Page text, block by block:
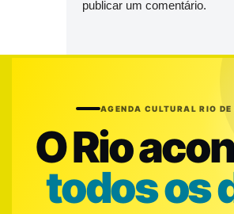
publicar um comentário.
AGENDA CULTURAL RIO
O Rio
todos os